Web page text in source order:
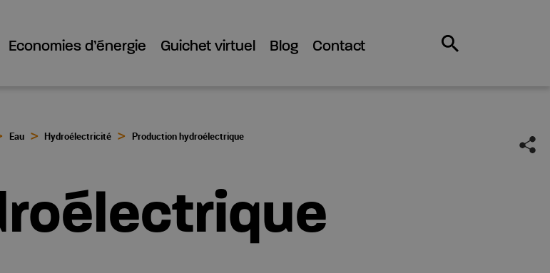
Economies d’énergie Guichet virtuel Blog Contact
Eau Hydroélectricité Production hydroélectrique